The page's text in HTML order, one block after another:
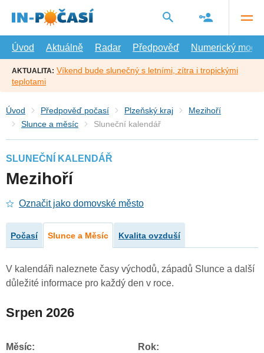
hlavní
Úvod
Aktuálně Radar Předpověď Numerický model
AKTUALITA: Víkend bude slunečný s letními, zítra i tropickými
teplotami
Úvod Předpověď počasí Plzeňský kraj
Mezihoří
Slunce a měsíc
Sluneční kalendář
SLUNEČNÍ KALENDÁŘ
Mezihoří
Označit jako domovské město
Počasí Slunce a Měsíc Kvalita ovzduší
V kalendáři naleznete časy východů, západů Slunce a další
důležité informace pro každý den v roce.
Srpen 2026
Měsíc: Rok: